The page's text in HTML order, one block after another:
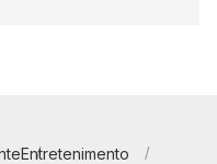
Entretenimento